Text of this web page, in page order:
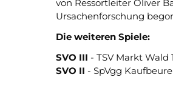
von Ressortleiter Oliver
Ursachenforschung
Die weiteren Spiele:
SVO III - TSV Markt Wald
SVO II - SpVgg